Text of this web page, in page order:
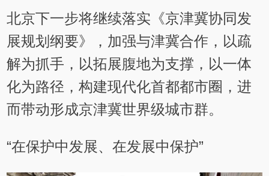
北京下一步将继续落实《京津冀协同发
展规划纲要》，加强与津冀合作，以疏
解为抓手，以拓展腹地为支撑，以一体
化为路径，构建现代化首都都市圈，进
而带动形成京津冀世界级城市群。
“在保护中发展、在发展中保护”